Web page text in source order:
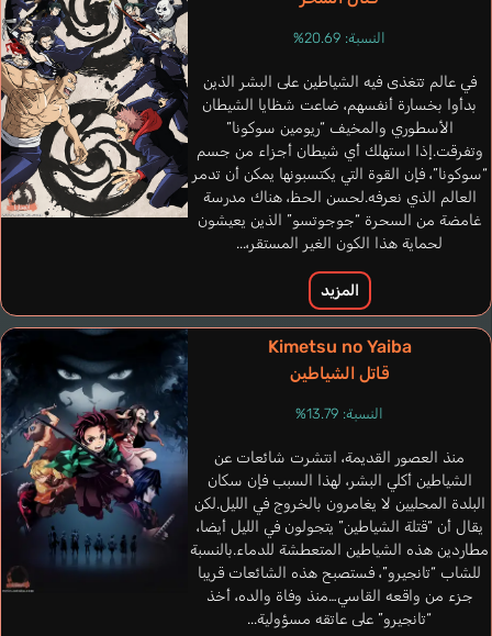
إسباني
برتغالي
Granny Ohana
Tani Ikuko
Hisame
Kaida Yuuko
النسبة: 20.69%
في عالم تتغذى فيه الشياطين على البشر الذين
بدأوا بخسارة أنفسهم، ضاعت شظايا الشيطان
الأسطوري والمخيف “ريومين سوكونا”
وتفرقت.إذا استهلك أي شيطان أجزاء من جسم
“سوكونا”، فإن القوة التي يكتسبونها يمكن أن تدمر
العالم الذي نعرفه.لحسن الحظ، هناك مدرسة
غامضة من السحرة “جوجوتسو” الذين يعيشون
لحماية هذا الكون الغير المستقر،...
المزيد
Kimetsu no Yaiba
قاتل الشياطين
النسبة: 13.79%
منذ العصور القديمة، انتشرت شائعات عن
الشياطين أكلي البشر، لهذا السبب فإن سكان
البلدة المحليين لا يغامرون بالخروج في الليل.لكن
يقال أن “قتلة الشياطين” يتجولون في الليل أيضا،
مطاردين هذه الشياطين المتعطشة للدماء.بالنسبة
للشاب “تانجيرو”، فستصبح هذه الشائعات قريبا
جزء من واقعه القاسي…منذ وفاة والده، أخذ
“تانجيرو” على عاتقه مسؤولية...